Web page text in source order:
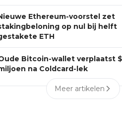
Ethereum-voorstel zet
op nul bij helft
ETH
Bitcoin-wallet verplaatst
na Coldcard-lek
Meer artikelen